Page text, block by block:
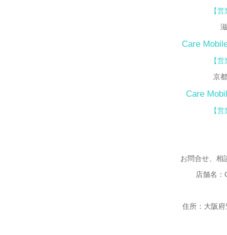
【営
Care
【
京
Care
【
お問合せ、相
店舗名
住所：大阪